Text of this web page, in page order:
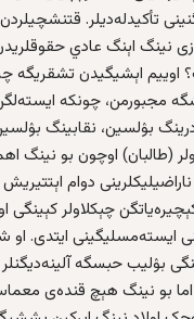
تأکیدله‌دیلر.
نینگ اېنگ عادي
اوییم اېشیگیدن تشقریگه
مجبورمن، چونکه‌
بۉلسین، نقابینگ
(طالبان) اوچون بو نینگ
دوام اېتتیریش
چېکلاولر کېینگی
ایسته‌مسلیگینی ایتدی.
بۉلیب حبسگه
اما بو نینگ هېچ قنده‌ی